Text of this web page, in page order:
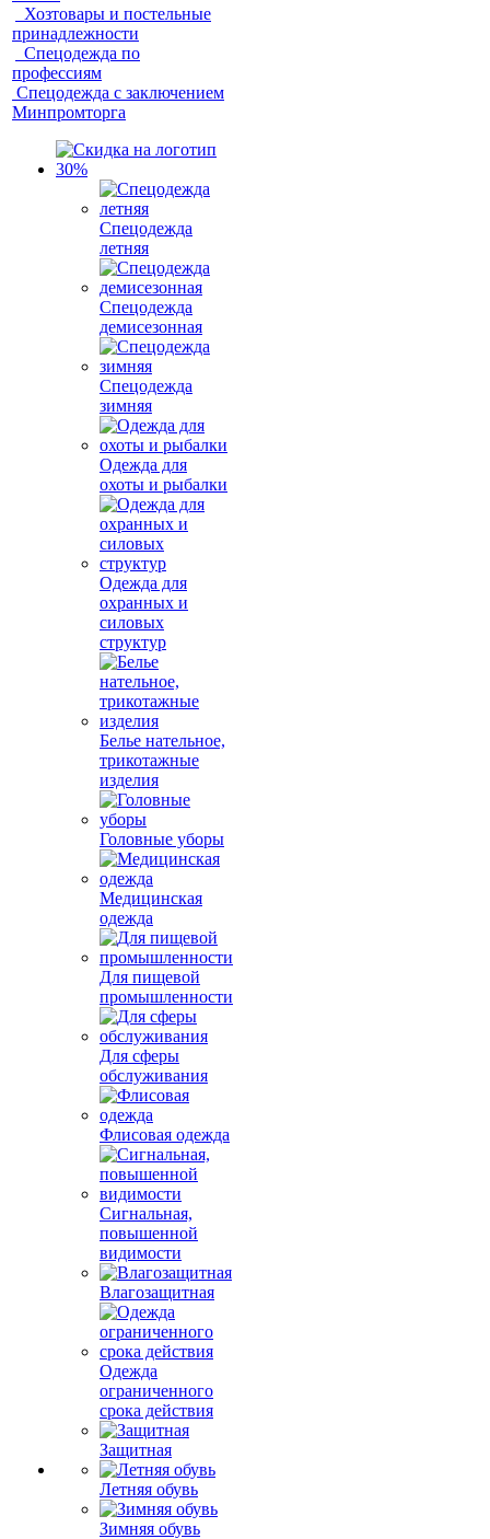
Хозтовары и постельные
принадлежности
Спецодежда по
профессиям
Спецодежда с заключением
Минпромторга
Спецодежда
летняя
Спецодежда
демисезонная
Спецодежда
зимняя
Одежда для
охоты и рыбалки
Одежда для
охранных и
силовых
структур
Белье нательное,
трикотажные
изделия
Головные уборы
Медицинская
одежда
Для пищевой
промышленности
Для сферы
обслуживания
Флисовая одежда
Сигнальная,
повышенной
видимости
Влагозащитная
Одежда
ограниченного
срока действия
Защитная
Летняя обувь
Зимняя обувь